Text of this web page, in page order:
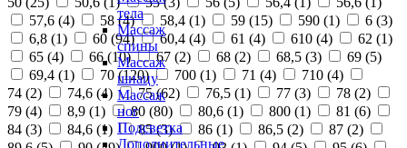
тела
Массаж
спины
Массаж
шиацу
Массаж
ног
Подсветка
Дополнительные
57,6 (4) 58 (4) 58,4 (1) 59 (15) 590 (1) 6 (3)
6,8 (1) 60 (94) 60,4 (4) 61 (4) 610 (4) 62 (1)
65 (4) 66 (10) 67 (2) 68 (2) 68,5 (3) 69 (5)
69,4 (1) 70 (120) 700 (1) 71 (4) 710 (4)
74 (2) 74,6 (4) 75 (62) 76,5 (1) 77 (3) 78 (2)
79 (4) 8,9 (1) 80 (80) 80,6 (1) 800 (1) 81 (6)
84 (3) 84,6 (1) 85 (3) 86 (1) 86,5 (2) 87 (2)